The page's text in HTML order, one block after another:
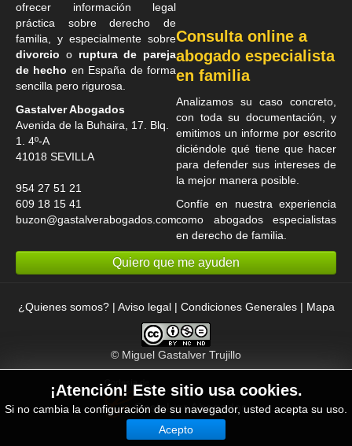
¡Atención! Este sitio usa cookies.
Si no cambia la configuración de su navegador, usted acepta su uso.
Acepto
ofrecer información legal
práctica sobre derecho de
familia, y especialmente sobre
divorcio o ruptura de pareja
de hecho en España de forma
sencilla pero rigurosa.
Gastalver Abogados
Avenida de la Buhaira, 17. Blq.
1. 4º-A
41018 SEVILLA
954 27 51 21
609 18 15 41
buzon@gastalverabogados.com
Consulta online a
abogado especialista
en familia
Analizamos su caso concreto,
con toda su documentación, y
emitimos un informe por escrito
diciéndole qué tiene que hacer
para defender sus intereses de
la mejor manera posible.
Confíe en nuestra experiencia
como abogados especialistas
en derecho de familia
Quiero que me ayuden
¿Quienes somos?| Aviso legal| Condiciones Generales| Mapa
© Miguel Gastalver Trujillo